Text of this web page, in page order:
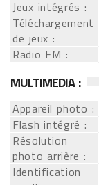
Jeux intégrés :
Téléchargement
de jeux :
Radio FM :
MULTIMEDIA :
Appareil photo :
Flash intégré :
Résolution
photo arrière :
Identification